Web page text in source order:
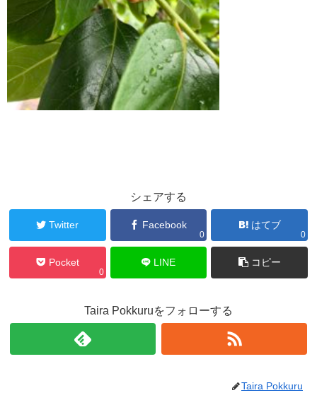
シェアする
Twitter Facebook
0
はてブ
0
Pocket
0
LINE コピー
Taira Pokkuruをフォローする
Taira Pokkuru